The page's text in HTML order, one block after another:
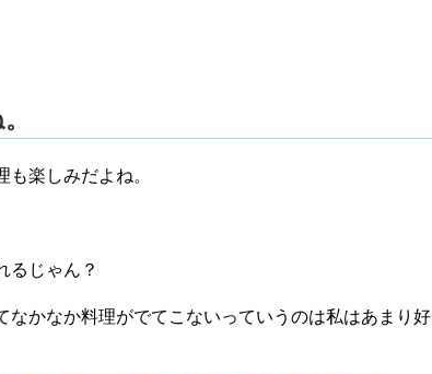
楽しみだよね。
るじゃん？
なかなか料理がでてこないっていうのは私はあまり好